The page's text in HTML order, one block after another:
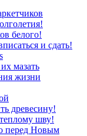
белого!
и сдать!
мазать
жизни
древесину!
шву!
перед Новым